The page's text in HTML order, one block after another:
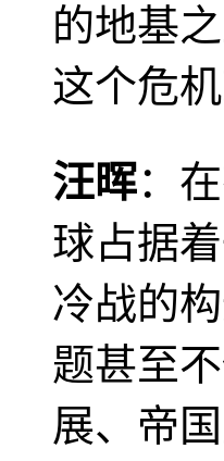
的地基
这个危
汪晖：
球占据
冷战的
题甚至
展、帝